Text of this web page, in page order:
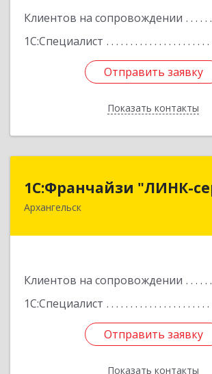
Клиентов на сопровождении
1С:Специалист
Отправить заявку
Показать контакты
Отправить заявку
Назад
1С:Франчайзи "ЛИНК-
Архангельск
Клиентов на сопровождении
1С:Специалист
Отправить заявку
Показать контакты
1С:Франчайзи
163000, Архангельская обл,
Отправить заявку
Назад